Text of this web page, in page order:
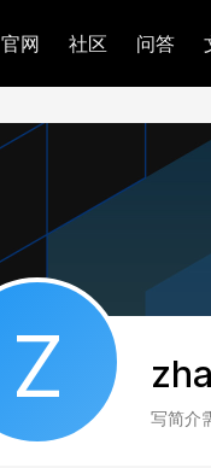
官网 社区 问答
Z
写简介